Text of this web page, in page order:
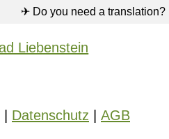
✈ Do you need a translation?
Datenschutz AGB